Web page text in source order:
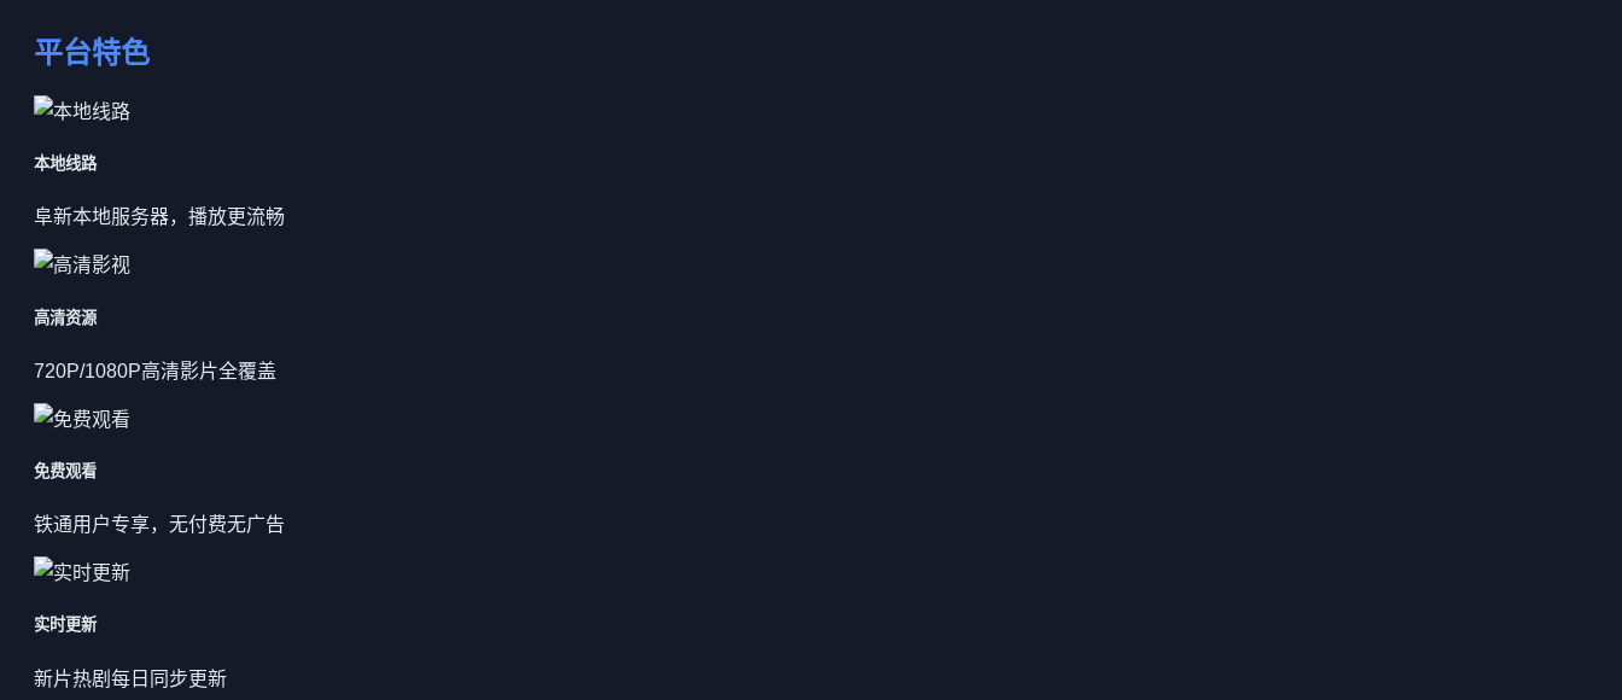
平台特色
本地线路
阜新本地服务器，播放更流畅
高清资源
720P/1080P高清影片全覆盖
免费观看
铁通用户专享，无付费无广告
实时更新
新片热剧每日同步更新